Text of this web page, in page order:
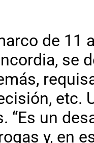
de 11
se
etc.
“Es un
y, en